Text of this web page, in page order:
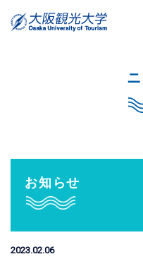
お知らせ
2023.02.06